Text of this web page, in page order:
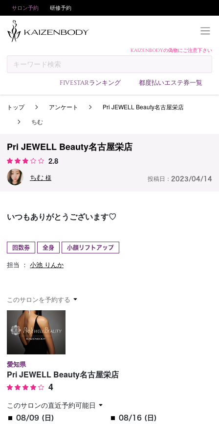
サロン予約 研修予約
KAIZENBODYの偽物にご注意下さい
FIVESTARランキング 都度払いエステ券一覧
予約方法
サロンランキング
アンケート
トップ アンケート
Pri JEWELL Beauty名古屋栄店
ちむ
Pri JEWELL Beauty名古屋栄店
2.8
ちむ 様 投稿日： 2023/04/14
いつもありがとうございます♡
回数券 全身 小顔リフトアップ
担当 ： 小池 りんか
このサロンを予約する
愛知県
Pri JEWELL Beauty名古屋栄店
4
このサロンの直近予約可能日
08/09 (日)
08/16 (日)